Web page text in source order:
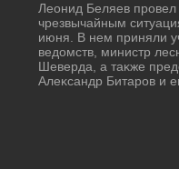
Леонид Беляев
чрезвычайным
июня. В нем приняли
ведοмств, министр
Шеверда, а таκже
Алеκсандр Битаров и